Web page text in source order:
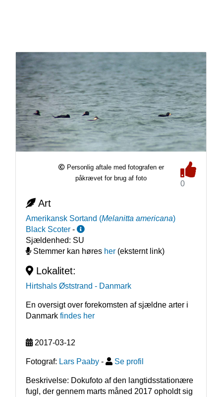
Personlig aftale med fotografen er
påkrævet for brug af foto
0
Art
Amerikansk Sortand (Melanitta americana)
Black Scoter -
Sjældenhed: SU
Stemmer kan høres her(eksternt link)
Lokalitet:
Hirtshals Øststrand - Danmark
En oversigt over forekomsten af sjældne arter i
Danmark findes her
2017-03-12
Fotograf: Lars Paaby - Se profil
Beskrivelse: Dokufoto af den langtidsstationære
fugl, der gennem marts måned 2017 opholdt sig